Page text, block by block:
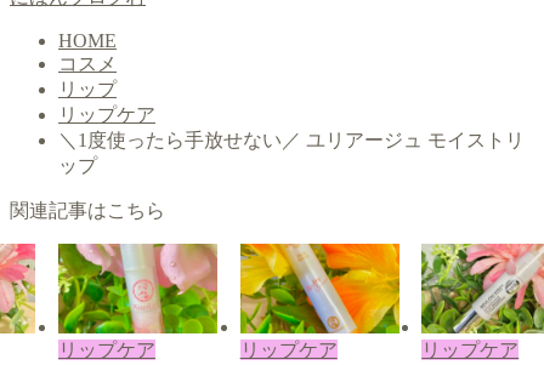
HOME
コスメ
リップ
リップケア
＼1度使ったら手放せない／ ユリアージュ モイストリ
ップ
関連記事はこちら
リップケア リップケア リッ